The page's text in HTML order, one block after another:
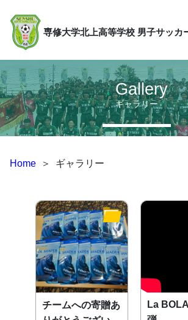
専修大学北上高等学校 男子サッカ
ギャラリー
Gallery
Home ＞ ギャラリー
チームへの寄贈あ
La